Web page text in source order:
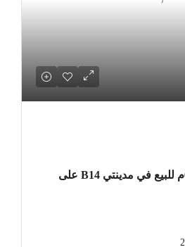
شقة 136م بحديقة 64م للبيع في مدينتي B14 على